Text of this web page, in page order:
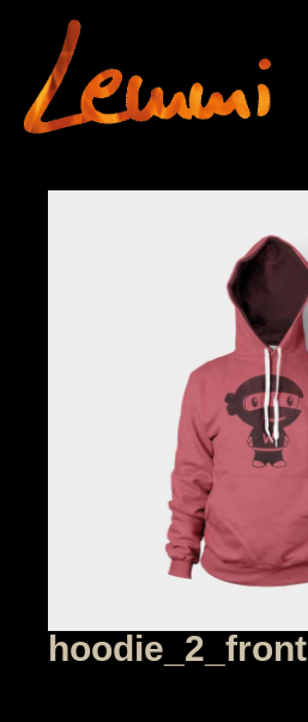
hoodie_2_front